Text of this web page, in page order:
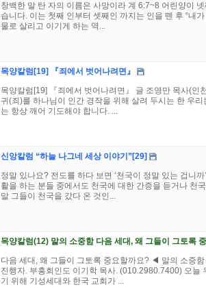
창백한 말 탄 자의 이름은 사망이라 계 6:7~8 어린양이
습니다. 이는 첫째 인부터 셋째인 까지는 인을 뗀 후 “내
물로 살리고 이기게 하는 역...
목양칼럼[19] 『죄에서 벗어나려면』
목양칼럼[19] 『죄에서 벗어나려면』 글 조영만 목사(
귀(죄)를 하나님이 인간 경작을 위해 살려 두시는 한 우
는 항상 깨어 기도해야 합니다. ...
신앙칼럼 “하늘 나그네 세상 이야기”[29]
정말 있나요? 전도를 하다 보면 ‘천국이 정말 있는 겁니
활을 하는 분들 중에서도 천국에 대한 간증을 듣거나 천
말 그들이 천국을 갔다 온 것인...
목양칼럼(12) 말의 소중함 다음 세대, 왜 그들이 그토록
다음 세대, 왜 그들이 그토록 중요할까요? ◀ 말의 소중
진행자. 부흥회인도 이기학 목사. (010.2980.7400) 오늘
기 위해 기성세대와 한국 교회가 ...